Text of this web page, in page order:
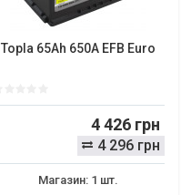
Topla 65Ah 650A EFB Euro
4 426 грн
4 296 грн
Магазин: 1 шт.